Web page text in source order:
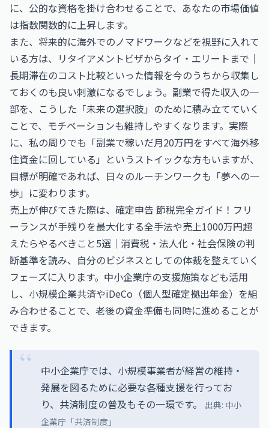
に、公的な資格を掛け合わせることで、あなたの市場価値
は指数関数的に上昇します。
また、将来的に海外でのノマドワークなどを視野に入れて
いる方は、 リタイアメントビザからタイ・エリートまで｜
長期滞在のコスト比較といった情報を今のうちから収集し
ておくのも良い刺激になるでしょう。副業で得た収入の一
部を、こうした「未来の選択肢」のために積み立てていく
ことで、モチベーションも維持しやすくなります。実際
に、私の周りでも「副業で稼いだ月20万円をすべて海外移
住資金に回している」というストイックな方もいますが、
目標が明確であれば、日々のルーチンワークも「夢への一
歩」に変わります。
売上が伸びてきた際は、 確定申告 節税完全ガイド！フリ
ーランスが手残りを最大化する全手法や売上1000万円超
えたらやるべきこと5選｜消費税・法人化・社会保険の判
断基準を読み、自分のビジネスとしての体裁を整えていく
フェーズに入ります。中小企業庁の支援施策なども活用
し、小規模企業共済やiDeCo（個人型確定拠出年金）を組
み合わせることで、老後の資金準備も同時に進めることが
できます。
中小企業庁では、小規模事業者が経営の維持・
発展を図るために必要な各種支援を行ってお
り、共済制度の普及もその一環です。
出典: 中小
企業庁「共済制度」